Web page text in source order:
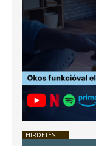
HIRDETÉS